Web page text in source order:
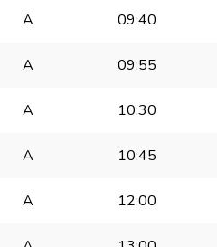
A 09:40
A 09:55
A 10:30
A 10:45
A 12:00